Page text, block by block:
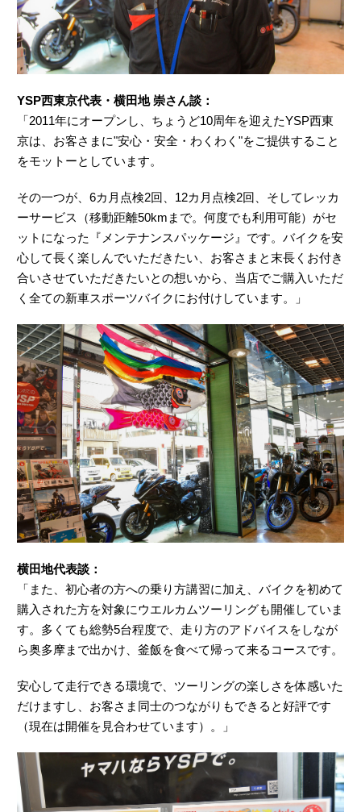
YSP西東京代表・横田地 崇さん談：
「2011年にオープンし、ちょうど10周年を迎えたYSP西東
京は、お客さまに"安心・安全・わくわく"をご提供すること
をモットーとしています。
その一つが、6カ月点検2回、12カ月点検2回、そしてレッカ
ーサービス（移動距離50kmまで。何度でも利用可能）がセ
ットになった『メンテナンスパッケージ』です。バイクを安
心して長く楽しんでいただきたい、お客さまと末長くお付き
合いさせていただきたいとの想いから、当店でご購入いただ
く全ての新車スポーツバイクにお付けしています。」
横田地代表談：
「また、初心者の方への乗り方講習に加え、バイクを初めて
購入された方を対象にウエルカムツーリングも開催していま
す。多くても総勢5台程度で、走り方のアドバイスをしなが
ら奥多摩まで出かけ、釜飯を食べて帰って来るコースです。
安心して走行できる環境で、ツーリングの楽しさを体感いた
だけますし、お客さま同士のつながりもできると好評です
（現在は開催を見合わせています）。」